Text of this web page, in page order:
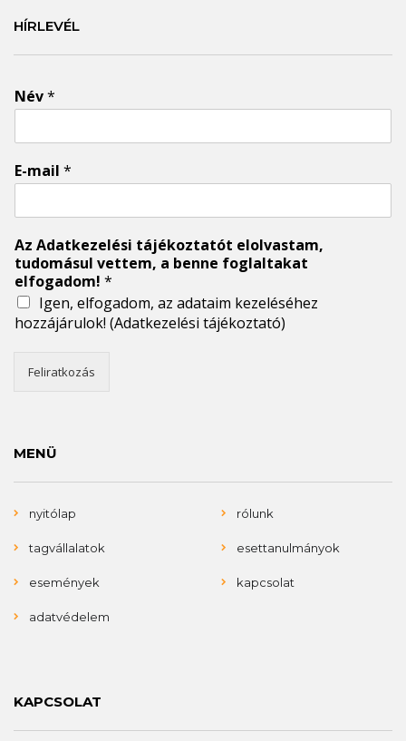
HÍRLEVÉL
Név*
E-mail *
Az Adatkezelési tájékoztatót elolvastam,
tudomásul vettem, a benne foglaltakat
elfogadom! *
Igen, elfogadom, az adataim kezeléséhez
hozzájárulok! (Adatkezelési tájékoztató)
Feliratkozás
MENÜ
nyitólap rólunk
tagvállalatok esettanulmányok
események kapcsolat
adatvédelem
KAPCSOLAT